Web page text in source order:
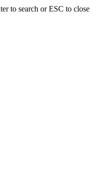
to search or ESC to close